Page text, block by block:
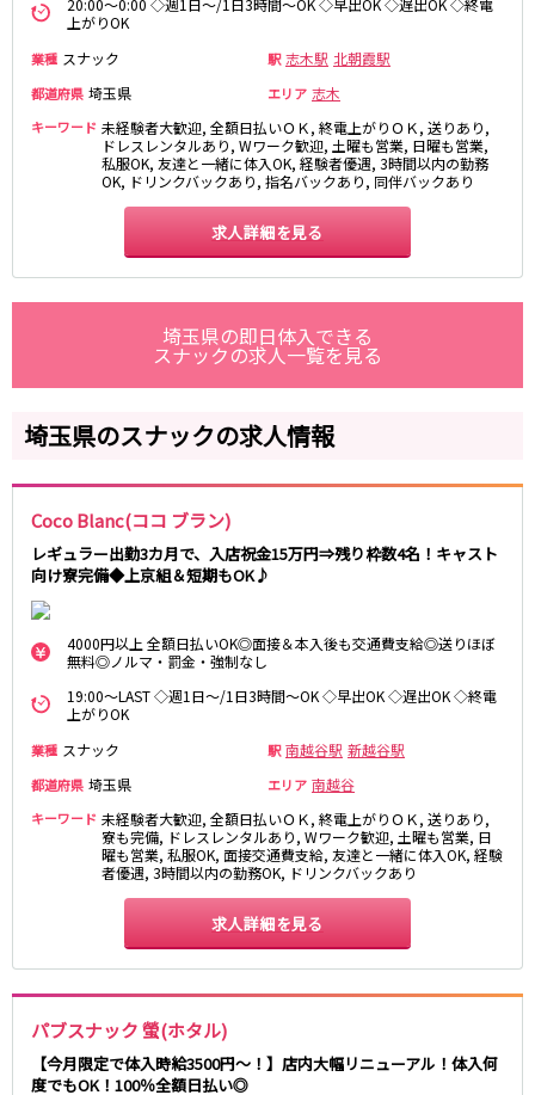
20:00～0:00 ◇週1日～/1日3時間～OK ◇早出OK ◇遅出OK ◇終電
上がりOK
業種 スナック 駅 志木駅 北朝霞駅
都道府県 埼玉県 エリア 志木
キーワード 未経験者大歓迎, 全額日払いＯＫ, 終電上がりＯＫ, 送りあり,
ドレスレンタルあり, Wワーク歓迎, 土曜も営業, 日曜も営業,
私服OK, 友達と一緒に体入OK, 経験者優遇, 3時間以内の勤務
OK, ドリンクバックあり, 指名バックあり, 同伴バックあり
求人詳細を見る
埼玉県の即日体入できる
スナックの求人一覧を見る
埼玉県のスナックの求人情報
Coco Blanc(ココ ブラン)
レギュラー出勤3カ月で、入店祝金15万円⇒残り枠数4名！キャスト
向け寮完備◆上京組＆短期もOK♪
4000円以上 全額日払いOK◎面接＆本入後も交通費支給◎送りほぼ
無料◎ノルマ・罰金・強制なし
19:00～LAST ◇週1日～/1日3時間～OK ◇早出OK ◇遅出OK ◇終電
上がりOK
業種 スナック 駅 南越谷駅 新越谷駅
都道府県 埼玉県 エリア 南越谷
キーワード 未経験者大歓迎, 全額日払いＯＫ, 終電上がりＯＫ, 送りあり,
寮も完備, ドレスレンタルあり, Wワーク歓迎, 土曜も営業, 日
曜も営業, 私服OK, 面接交通費支給, 友達と一緒に体入OK, 経験
者優遇, 3時間以内の勤務OK, ドリンクバックあり
求人詳細を見る
パブスナック 螢(ホタル)
【今月限定で体入時給3500円～！】店内大幅リニューアル！体入何
度でもOK！100％全額日払い◎
目黒・中目黒
綾瀬・竹ノ塚・西新井
調布
高円寺
国分寺
亀有・金町
新宿
明大前・烏山
四谷・神楽坂
菊川・瑞江
高田馬場・大久保
大泉学園・石神井公園
川崎
相模原
大和
溝の口
横須賀
上大岡・戸塚
新横浜
たまプラーザ・向ヶ丘遊園・鷺沼
元住吉・綱島
川崎中部
横浜東部
桜木町
横浜西部
小田原・湯河原
綾瀬・海老名・座間
埼玉県
南越谷
草加
川越
所沢
川口
浦和・北浦和
久喜
南浦和
上尾
飯能・狭山
深谷
千葉県
船橋駅
中野駅
本八幡駅
高円寺駅
荻窪駅
市川駅
阿佐ヶ谷駅
稲毛駅
西荻窪駅
幕張本郷駅
JR中央線(快速)
新宿駅
立川駅
吉祥寺駅
八王子駅
高円寺駅
荻窪駅
武蔵境駅
水道橋駅
武蔵小金井駅
東小金井駅
東中野駅
国立駅
豊田駅
西国分寺駅
高尾駅
四ツ谷駅
JR山手線
新宿駅
秋葉原駅
神田駅
五反田駅
恵比寿駅
渋谷駅
品川駅
日暮里駅
駒込駅
大塚駅